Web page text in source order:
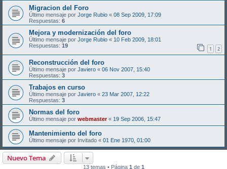
Migracion del Foro
Último mensaje por Jorge Rubio « 08 Sep 2009, 17:09
Respuestas: 6
Mejora y modernización del foro
Último mensaje por Jorge Rubio « 10 Feb 2009, 18:01
Respuestas: 19 1 2
Reconstrucción del foro
Último mensaje por Javiero « 06 Nov 2007, 15:40
Respuestas: 3
Trabajos en curso
Último mensaje por Javiero « 23 Mar 2007, 12:22
Respuestas: 3
Normas del foro
Último mensaje por webmaster« 19 Sep 2006, 15:47
Mantenimiento del foro
Último mensaje por Invitado « 01 Ene 1970, 01:00
Nuevo Tema
13 temas • Página 1 de 1